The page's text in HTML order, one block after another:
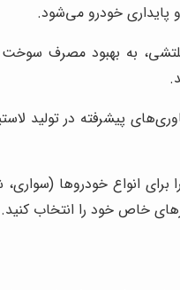
پایداری خودرو می‌شود.
به بهبود مصرف
پیشرفته در
برای انواع خودروها
خاص خود را انتخاب کنید.